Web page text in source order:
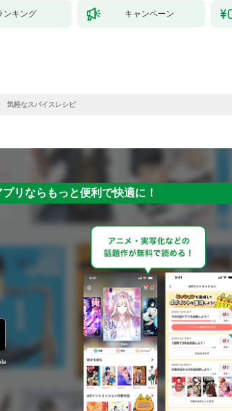
ンキング キャンペーン
気軽なスパイスレシピ
プリならもっと便利で快適に！